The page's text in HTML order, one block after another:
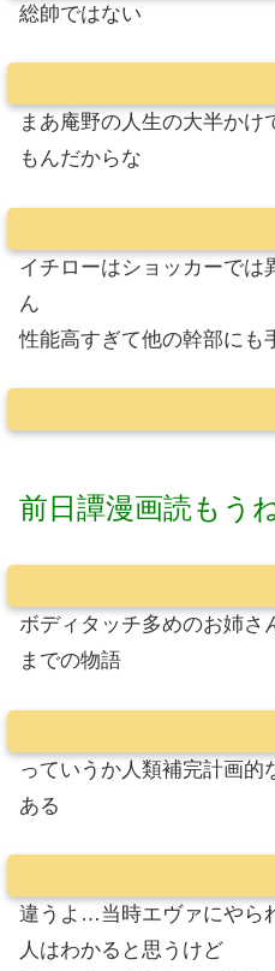
総帥ではない
まあ庵野の人生の大半かけ
もんだからな
イチローはショッカーでは
ん
性能高すぎて他の幹部にも
前日譚漫画読もう
ボディタッチ多めのお姉さ
までの物語
っていうか人類補完計画的
ある
違うよ…当時エヴァにやら
人はわかると思うけど